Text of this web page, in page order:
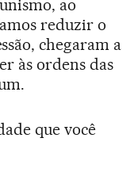
ao
reduzir o
chegaram a
às ordens das
que você